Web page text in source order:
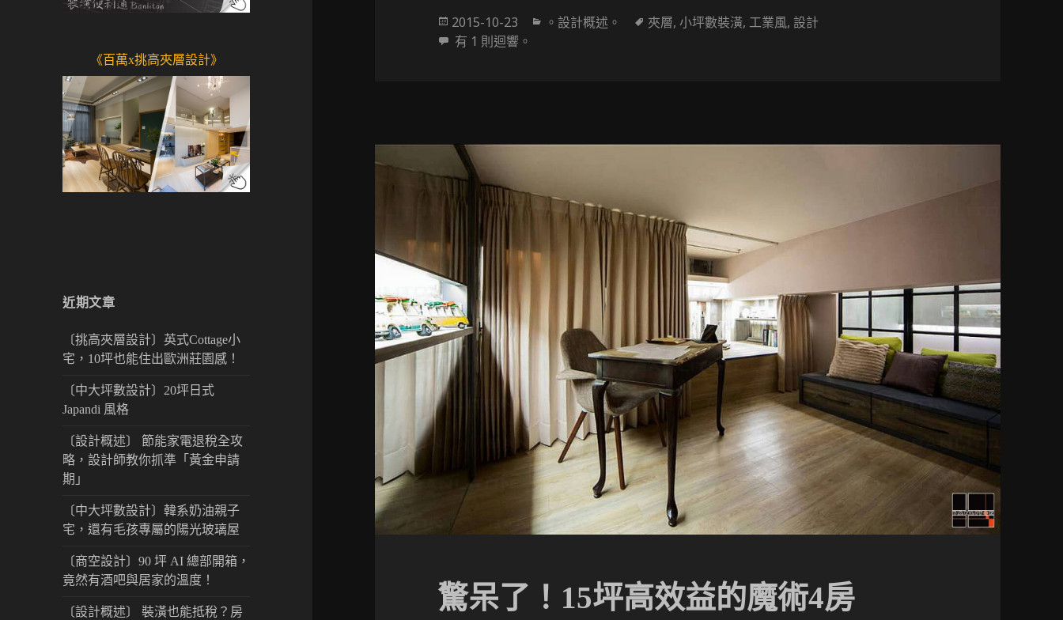
《百萬x挑高夾層設計》
近期文章
〔挑高夾層設計〕英式Cottage小
宅，10坪也能住出歐洲莊園感！
〔中大坪數設計〕20坪日式
Japandi 風格
〔設計概述〕 節能家電退稅全攻
略，設計師教你抓準「黃金申請
期」
〔中大坪數設計〕韓系奶油親子
宅，還有毛孩專屬的陽光玻璃屋
〔商空設計〕90 坪 AI 總部開箱，
竟然有酒吧與居家的溫度！
〔設計概述〕 裝潢也能抵稅？房
發
佈
2015-10-23
分
。設計概述。
標
夾層,小坪數裝潢, 工業風,設計
空間革命 15坪擁有『4房2廳2衛浴』
有 1 則迴響。
驚呆了！15坪高效益的魔術4房